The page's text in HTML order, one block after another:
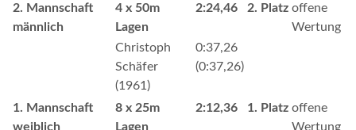
2. Mannschaft
männlich
4 x 50m
Lagen
2:24,46 2. Platz offene
Wertung
Christoph
Schäfer
(1961)
0:37,26
(0:37,26)
1. Mannschaft
weiblich
8 x 25m
Lagen
2:12,36 1. Platz offene
Wertung